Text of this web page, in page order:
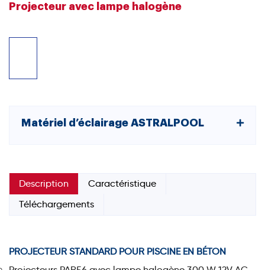
Projecteur avec lampe halogène
Matériel d’éclairage ASTRALPOOL
Description
Caractéristique
Téléchargements
PROJECTEUR STANDARD POUR PISCINE EN BÉTON